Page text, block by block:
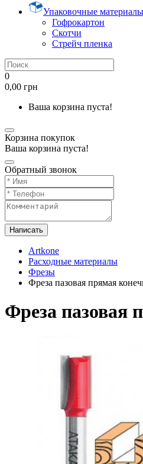
Упаковочные материалы
Гофрокартон
Скотчи
Стрейч пленка
0
0,00 грн
Ваша корзина пуста!
Корзина покупок
Ваша корзина пуста!
Обратный звонок
Написать
Artkone
Расходные материалы
Фрезы
Фреза пазовая прямая
Фреза пазовая